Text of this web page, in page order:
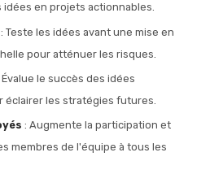
en projets actionnables.
: Teste les idées avant une mise en
pour atténuer les risques.
Évalue le succès des idées
éclairer les stratégies futures.
: Augmente la participation et
membres de l'équipe à tous les